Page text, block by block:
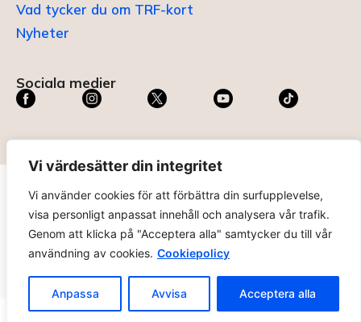
Vi värdesätter din integritet
Vi använder cookies för att förbättra din surfupplevelse,
visa personligt anpassat innehåll och analysera vår trafik.
Genom att klicka på "Acceptera alla" samtycker du till vår
användning av cookies. Cookiepolicy
Anpassa Avvisa Acceptera alla
Vad tycker du om TRF-kort
Nyheter
Sociala medier
TRF KORT®är ett registrerat varumärke som innehas av
ABC Digital AB (nr 636465) hosPatent- och
registreringsverket
.
tillåtelse. Alla priser anges ink. moms. 14 dagars ångerrätt.
Ändra Cookie-inställningar >